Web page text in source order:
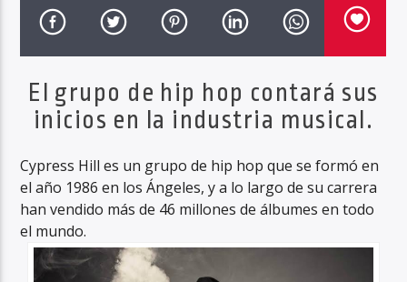
El grupo de hip hop contará sus
inicios en la industria musical.
Cypress Hill es un grupo de hip hop que se formó en
el año 1986 en los Ángeles, y a lo largo de su carrera
han vendido más de 46 millones de álbumes en todo
el mundo.